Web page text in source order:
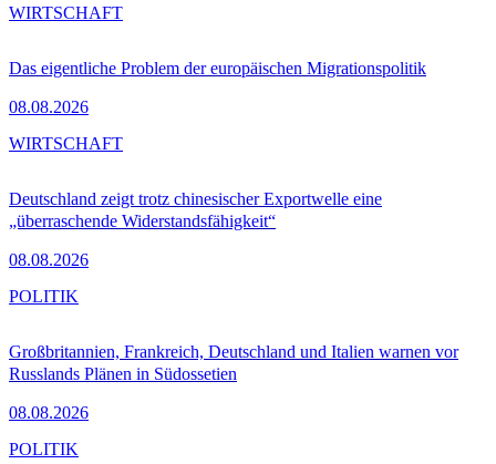
Das eigentliche Problem der europäischen Migrationspolitik
08.08.2026
WIRTSCHAFT
Deutschland zeigt trotz chinesischer Exportwelle eine
„überraschende Widerstandsfähigkeit“
08.08.2026
WIRTSCHAFT
Großbritannien, Frankreich, Deutschland und Italien warnen vor
Russlands Plänen in Südossetien
08.08.2026
POLITIK
POLITIK